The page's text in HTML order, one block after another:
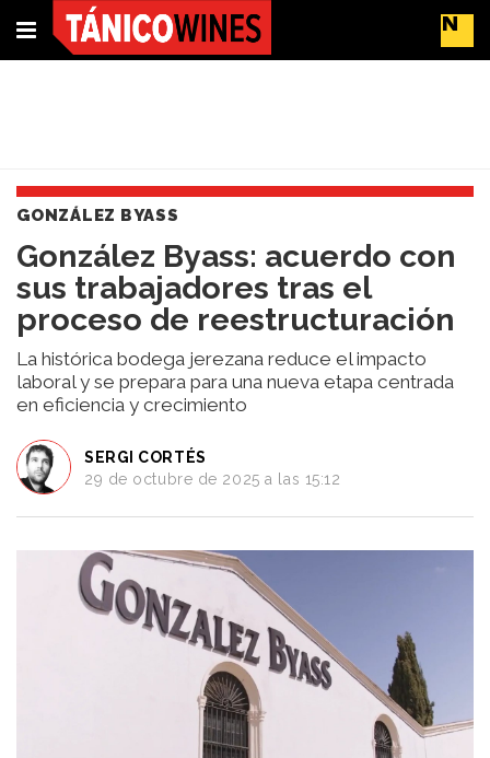
Buscar
Actualidad
Líderes
cambio
Impacto
y
Sostenibilidad
del
Vino
Saber
GONZÁLEZ BYASS
González Byass: acuerdo con
sus trabajadores tras el
proceso de reestructuración
La histórica bodega jerezana reduce el impacto
laboral y se prepara para una nueva etapa centrada
en eficiencia y crecimiento
SERGI CORTÉS
29 de octubre de 2025 a las 15:12